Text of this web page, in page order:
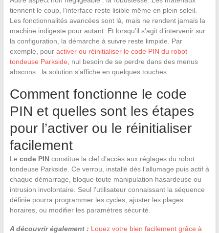
tiennent le coup, l’interface reste lisible même en plein soleil.
Les fonctionnalités avancées sont là, mais ne rendent jamais la
machine indigeste pour autant. Et lorsqu’il s’agit d’intervenir sur
la configuration, la démarche à suivre reste limpide. Par
exemple, pour activer ou réinitialiser le code PIN du robot
tondeuse Parkside , nul besoin de se perdre dans des menus
abscons : la solution s’affiche en quelques touches.
Comment fonctionne le code
PIN et quelles sont les étapes
pour l’activer ou le réinitialiser
facilement
Le code PINconstitue la clef d’accès aux réglages du robot
tondeuse Parkside. Ce verrou, installé dès l’allumage puis actif à
chaque démarrage, bloque toute manipulation hasardeuse ou
intrusion involontaire. Seul l’utilisateur connaissant la séquence
définie pourra programmer les cycles, ajuster les plages
horaires, ou modifier les paramètres sécurité.
A découvrir également : Louez votre bien facilement grâce à